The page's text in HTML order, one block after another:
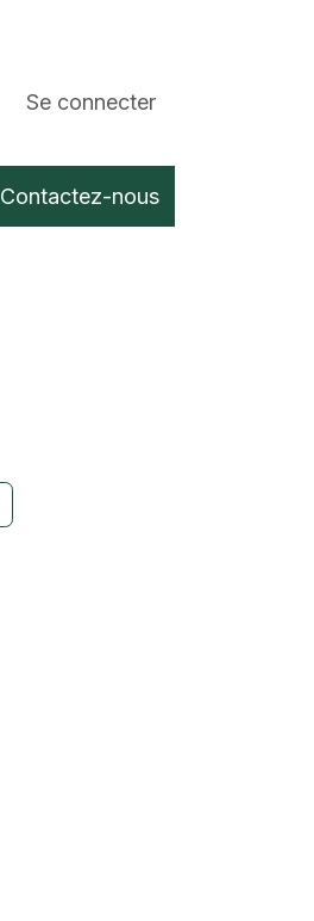
Se connecter
Contactez-nous